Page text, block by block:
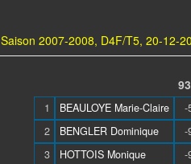
Saison 2007-2008, D4F/T5, 20-12-
1 BEAULOYE Marie-Claire -
2
BENGLER Dominique -
3
HOTTOIS Monique -